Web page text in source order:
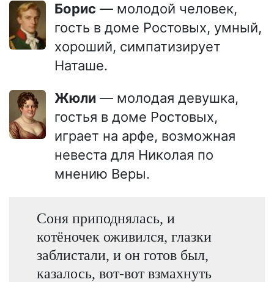
Борис — молодой человек,
гость в доме Ростовых, умный,
хороший, симпатизирует
Наташе.
Жюли — молодая девушка,
гостья в доме Ростовых,
играет на арфе, возможная
невеста для Николая по
мнению Веры.
Соня приподнялась, и
котёночек оживился, глазки
заблистали, и он готов был,
казалось, вот-вот взмахнуть